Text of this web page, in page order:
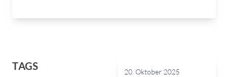
TAGS 20. Oktober 2025